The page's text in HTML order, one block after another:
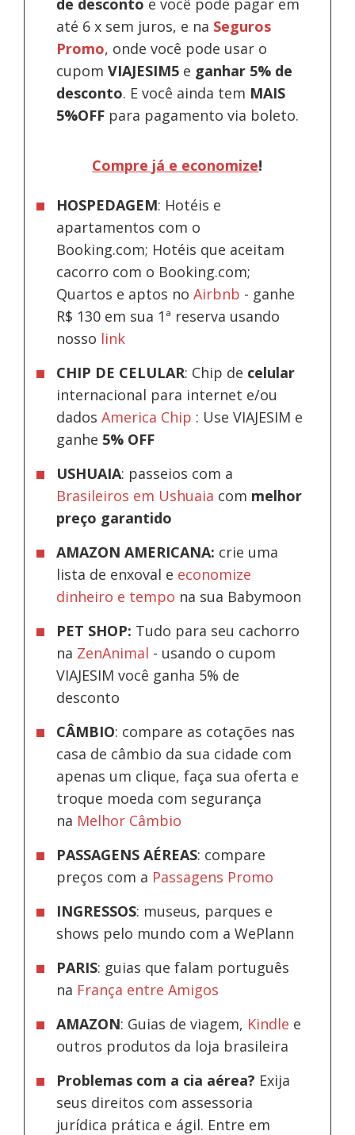
de desconto e você pode pagar em
até 6 x sem juros, e na Seguros
Promo, onde você pode usar o
cupomVIAJESIM5 e ganhar 5% de
desconto. E você ainda tem MAIS
5%OFF para pagamento via boleto.
Compre já e economize!
HOSPEDAGEM: Hotéis e
apartamentos com o
Booking.com; Hotéis que aceitam
cacorro com o Booking.com;
Quartos e aptos noAirbnb - ganhe
R$ 130 em sua 1ª reserva usando
nosso link
CHIP DE CELULAR: Chip de celular
internacional para internet e/ou
dadosAmerica Chip : Use VIAJESIM e
ganhe 5% OFF
USHUAIA: passeios com a
Brasileiros em Ushuaia com melhor
preço garantido
AMAZON AMERICANA: crie uma
lista de enxoval e economize
dinheiro e tempo na sua Babymoon
PET SHOP: Tudo para seu cachorro
na ZenAnimal - usando o cupom
VIAJESIM você ganha 5% de
desconto
CÂMBIO: compare as cotações nas
casa de câmbio da sua cidade com
apenas um clique, faça sua oferta e
troque moeda com segurança
na Melhor Câmbio
PASSAGENS AÉREAS: compare
preços com a Passagens Promo
INGRESSOS: museus, parques e
shows pelo mundo com a WePlann
PARIS: guias que falam português
na França entre Amigos
AMAZON: Guias de viagem, Kindle e
outros produtos da loja brasileira
Problemas com a cia aérea? Exija
seus direitos com assessoria
jurídica prática e ágil. Entre em